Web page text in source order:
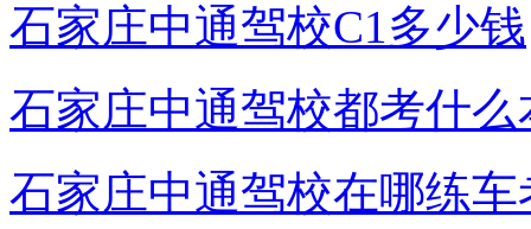
石家庄中通驾校C1多少钱
石家庄中通驾校都考什么
石家庄中通驾校在哪练车